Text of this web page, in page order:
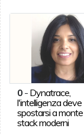
0- Dynatrace,
l'intelligenza deve
spostarsi a monte
stack moderni